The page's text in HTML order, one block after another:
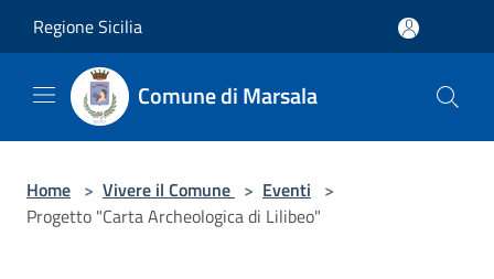
Regione Sicilia
Comune di Marsala
Home > Vivere il Comune > Eventi >
Progetto "Carta Archeologica di Lilibeo"